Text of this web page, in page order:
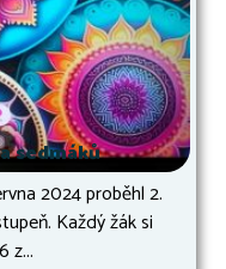
sedmáků
2024 proběhl 2.
Každý žák si
z...